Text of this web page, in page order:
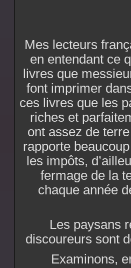
Mes lecteurs
en entendant ce
livres que
font imprimer
ces livres que les
riches et
ont assez de
rapporte
les impôts,
fermage de la
chaque année
Les paysans
discoureurs sont
Examinons,